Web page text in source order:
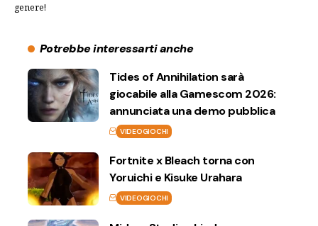
genere!
Potrebbe interessarti anche
Tides of Annihilation sarà
giocabile alla Gamescom 2026:
annunciata una demo pubblica
VIDEOGIOCHI
Fortnite x Bleach torna con
Yoruichi e Kisuke Urahara
VIDEOGIOCHI